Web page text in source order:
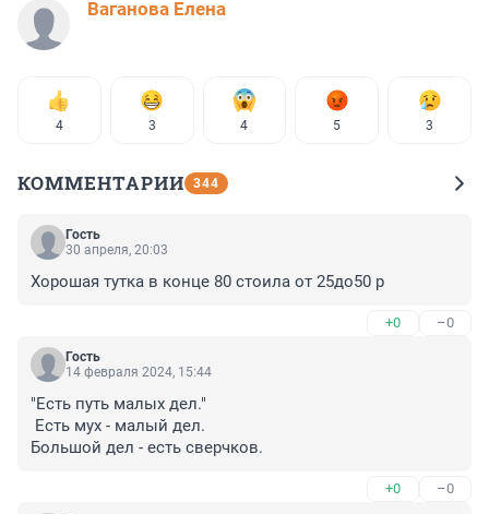
Ваганова Елена
4 3 4 5 3
КОММЕНТАРИИ 344
Гость
30 апреля, 20:03
Хорошая тутка в конце 80 стоила от 25до50 р
+0 –0
Гость
14 февраля 2024, 15:44
"Есть путь малых дел."
Есть мух - малый дел.
Большой дел - есть сверчков.
+0 –0